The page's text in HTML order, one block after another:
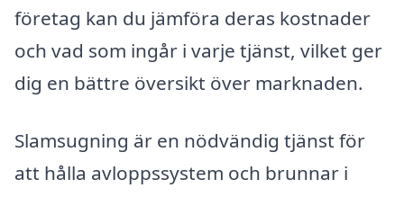
företag kan du jämföra deras kostnader
och vad som ingår i varje tjänst, vilket ger
dig en bättre översikt över marknaden.
Slamsugning är en nödvändig tjänst för
att hålla avloppssystem och brunnar i